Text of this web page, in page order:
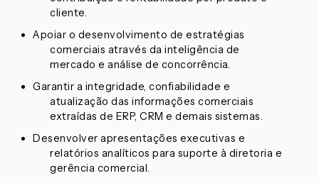
cliente.
Apoiar o desenvolvimento de estratégias
comerciais através da inteligência de
mercado e análise de concorrência.
Garantir a integridade, confiabilidade e
atualização das informações comerciais
extraídas de ERP, CRM e demais sistemas.
Desenvolver apresentações executivas e
relatórios analíticos para suporte à diretoria e
gerência comercial.